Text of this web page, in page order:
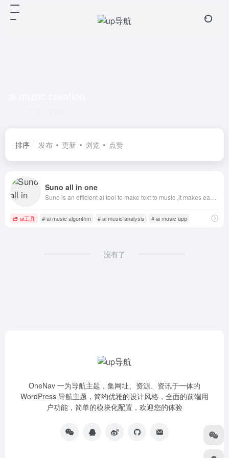
排序 发布 更新 浏览 点赞
Suno all in one
ai工具 # ai music algorithm # ai music analysis # ai music app
没有了
OneNav 一为导航主题，集网址、资源、资讯于一体的
WordPress 导航主题，简约优雅的设计风格，全面的前端用
户功能，简单的模块化配置，欢迎您的体验